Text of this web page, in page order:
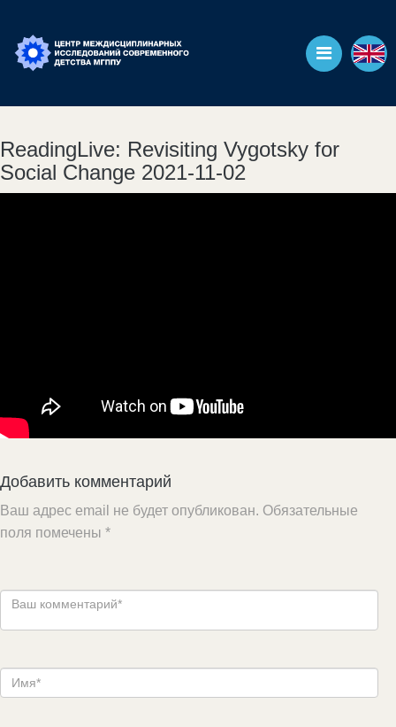
ReadingLive: Revisiting Vygotsky for
Social Change 2021-11-02
Добавить комментарий
Ваш адрес email не будет опубликован. Обязательные
поля помечены *